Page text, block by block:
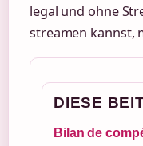
legal und ohne
streamen kannst,
DIESE
Bilan de